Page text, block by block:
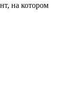
на котором